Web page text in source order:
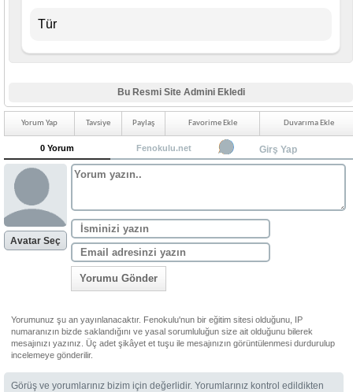
Tür
Bu Resmi Site Admini Ekledi
Yorum Yap Tavsiye Paylaş Favorime Ekle Duvarıma Ekle
0 Yorum Fenokulu.net Girş Yap
Avatar Seç
Yorumu Gönder
Yorumunuz şu an yayınlanacaktır. Fenokulu'nun bir eğitim sitesi olduğunu, IP
numaranızın bizde saklandığını ve yasal sorumluluğun size ait olduğunu bilerek
mesajınızı yazınız. Üç adet şikâyet et tuşu ile mesajınızın görüntülenmesi durdurulup
incelemeye gönderilir.
Görüş ve yorumlarınız bizim için değerlidir. Yorumlarınız kontrol edildikten